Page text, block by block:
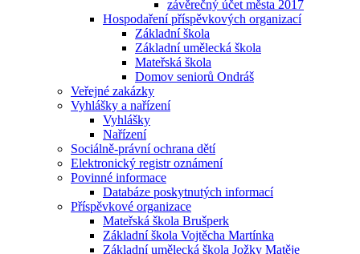
závěrečný účet města 2017
Hospodaření příspěvkových organizací
Základní škola
Základní umělecká škola
Mateřská škola
Domov seniorů Ondráš
Veřejné zakázky
Vyhlášky a nařízení
Vyhlášky
Nařízení
Sociálně-právní ochrana dětí
Elektronický registr oznámení
Povinné informace
Databáze poskytnutých informací
Příspěvkové organizace
Mateřská škola Brušperk
Základní škola Vojtěcha Martínka
Základní umělecká škola Jožky Matěje